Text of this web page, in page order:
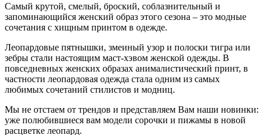
Самый крутой, смелый, броский, соблазнительный и
запоминающийся женский образ этого сезона – это модные
сочетания с хищным принтом в одежде.
Леопардовые пятнышки, змеиный узор и полоски тигра или
зебры стали настоящим маст-хэвом женской одежды. В
повседневных женских образах анималистический принт, в
частности леопардовая одежда стала одним из самых
любимых сочетаний стилистов и модниц.
Мы не отстаем от трендов и представляем Вам наши новинки:
уже полюбившиеся вам модели сорочки и пижамы в новой
расцветке леопард.